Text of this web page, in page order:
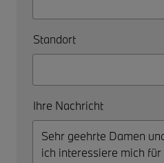
Standort
Ihre Nachricht